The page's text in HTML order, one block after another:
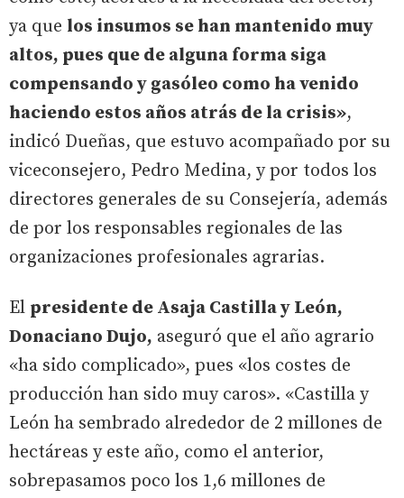
ya que los insumos se han mantenido muy
altos, pues que de alguna forma siga
compensando y gasóleo como ha venido
haciendo estos años atrás de la crisis»,
indicó Dueñas, que estuvo acompañado por su
viceconsejero, Pedro Medina, y por todos los
directores generales de su Consejería, además
de por los responsables regionales de las
organizaciones profesionales agrarias.
El presidente de Asaja Castilla y León,
Donaciano Dujo, aseguró que el año agrario
«ha sido complicado», pues «los costes de
producción han sido muy caros». «Castilla y
León ha sembrado alrededor de 2 millones de
hectáreas y este año, como el anterior,
sobrepasamos poco los 1,6 millones de